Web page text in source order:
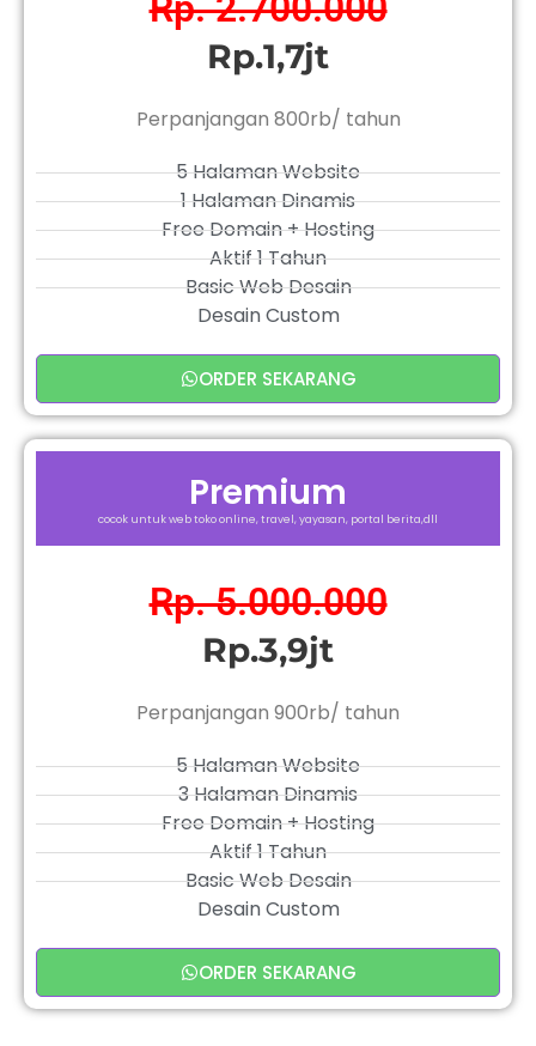
Rp.1,7jt
Perpanjangan 800rb/ tahun
5 Halaman Website
1 Halaman Dinamis
Free Domain + Hosting
Aktif 1 Tahun
Basic Web Desain
Desain Custom
ORDER SEKARANG
Premium
cocok untuk web toko online, travel, yayasan, portal berita,dll
Rp. 5.000.000
Rp.3,9jt
Perpanjangan 900rb/ tahun
5 Halaman Website
3 Halaman Dinamis
Free Domain + Hosting
Aktif 1 Tahun
Basic Web Desain
Desain Custom
ORDER SEKARANG